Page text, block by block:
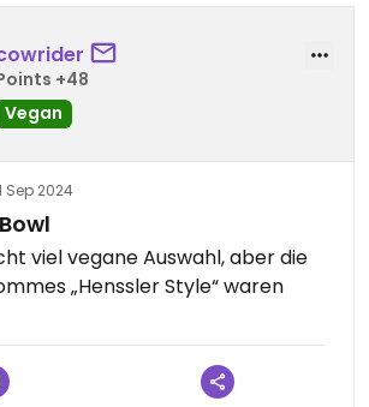
+48
Vegan
Sep 2024
viel vegane Auswahl, aber die
„Henssler Style“ waren